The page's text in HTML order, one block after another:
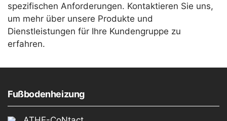
spezifischen Anforderungen. Kontaktieren Sie uns,
um mehr über unsere Produkte und
Dienstleistungen für Ihre Kundengruppe zu
erfahren.
Fußbodenheizung